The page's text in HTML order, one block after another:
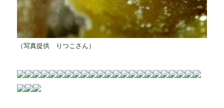
（写真提供 りつこさん）